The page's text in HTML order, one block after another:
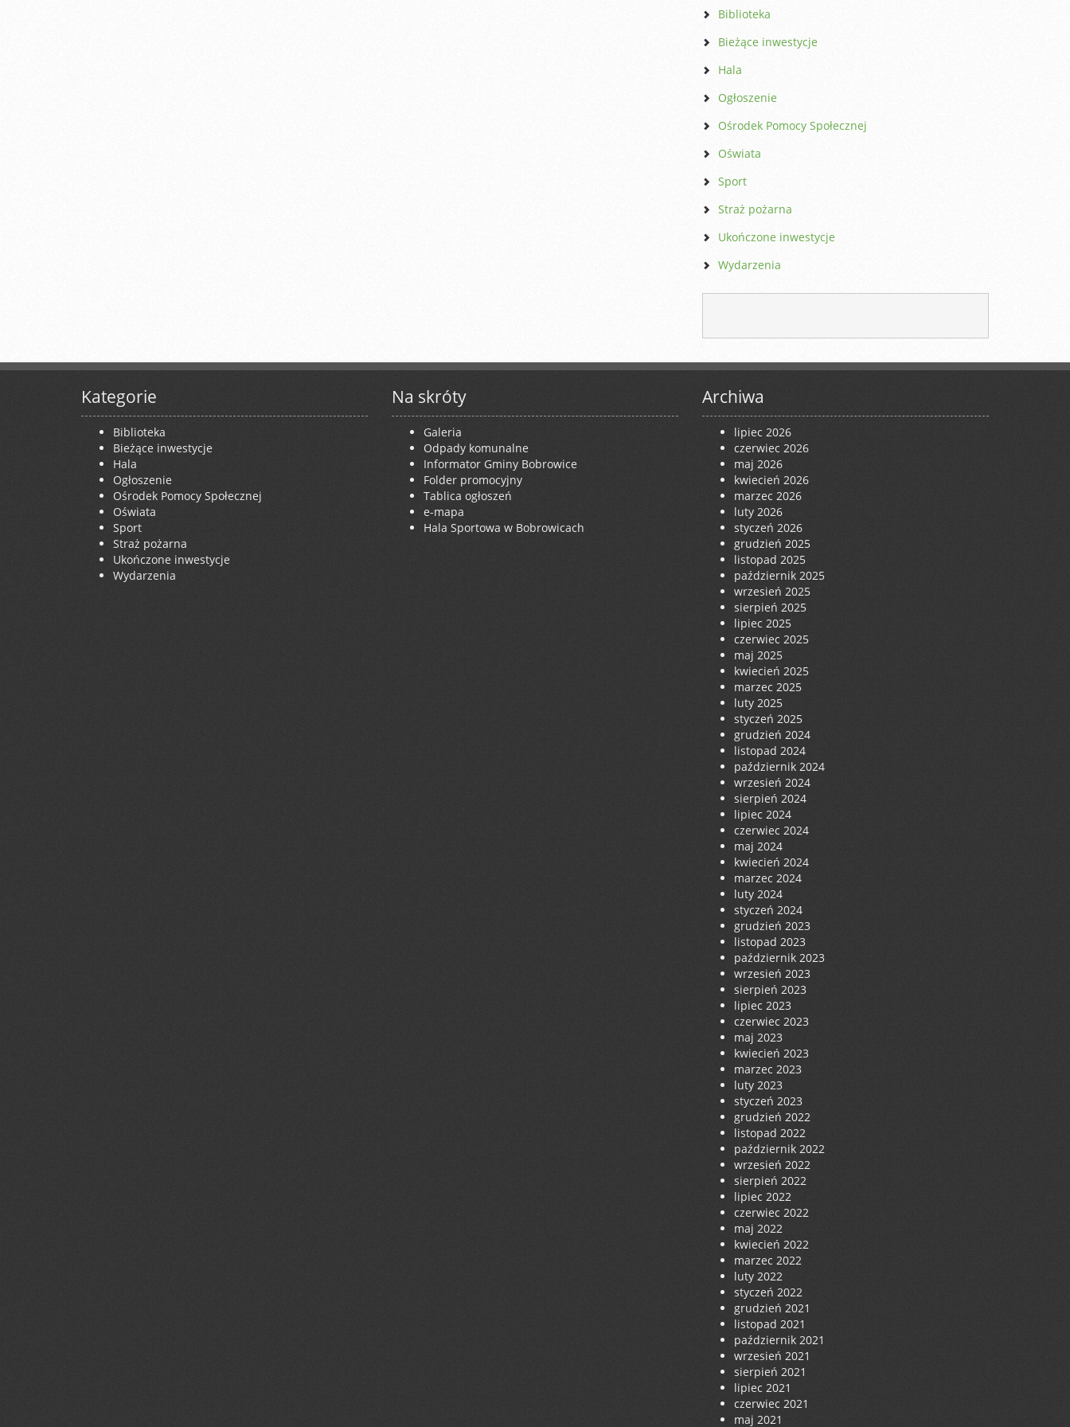
Biblioteka
Bieżące inwestycje
Hala
Ogłoszenie
Ośrodek Pomocy Społecznej
Oświata
Sport
Straż pożarna
Ukończone inwestycje
Wydarzenia
Kategorie
Biblioteka
Bieżące inwestycje
Hala
Ogłoszenie
Ośrodek Pomocy Społecznej
Oświata
Sport
Straż pożarna
Ukończone inwestycje
Wydarzenia
Na skróty
Galeria
Odpady komunalne
Informator Gminy Bobrowice
Folder promocyjny
Tablica ogłoszeń
e-mapa
Hala Sportowa w Bobrowicach
Archiwa
lipiec 2026
czerwiec 2026
maj 2026
kwiecień 2026
marzec 2026
luty 2026
styczeń 2026
grudzień 2025
listopad 2025
październik 2025
wrzesień 2025
sierpień 2025
lipiec 2025
czerwiec 2025
maj 2025
kwiecień 2025
marzec 2025
luty 2025
styczeń 2025
grudzień 2024
listopad 2024
październik 2024
wrzesień 2024
sierpień 2024
lipiec 2024
czerwiec 2024
maj 2024
kwiecień 2024
marzec 2024
luty 2024
styczeń 2024
grudzień 2023
listopad 2023
październik 2023
wrzesień 2023
sierpień 2023
lipiec 2023
czerwiec 2023
maj 2023
kwiecień 2023
marzec 2023
luty 2023
styczeń 2023
grudzień 2022
listopad 2022
październik 2022
wrzesień 2022
sierpień 2022
lipiec 2022
czerwiec 2022
maj 2022
kwiecień 2022
marzec 2022
luty 2022
styczeń 2022
grudzień 2021
listopad 2021
październik 2021
wrzesień 2021
sierpień 2021
lipiec 2021
czerwiec 2021
maj 2021